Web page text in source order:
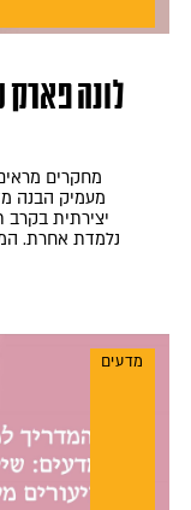
לונה פארק
מעמיק הבנה
יצירתית בקרב
נלמדת אחרת.
מדעים